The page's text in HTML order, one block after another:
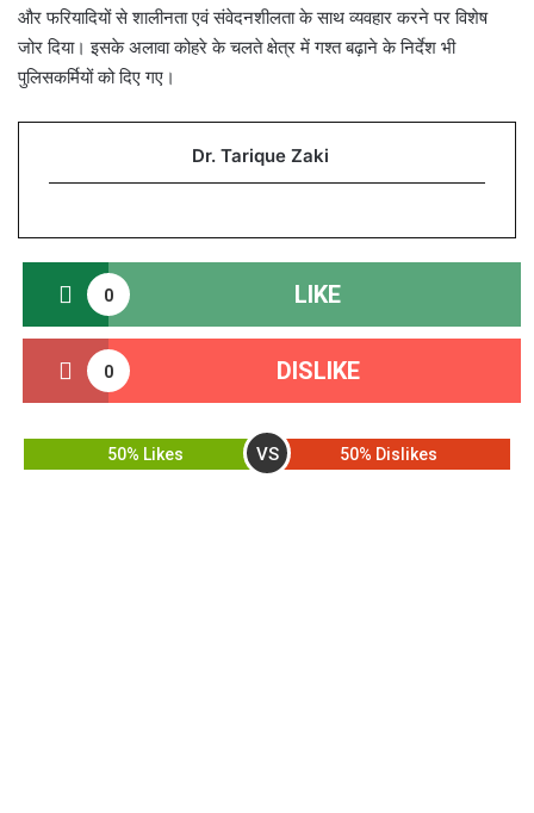
और फरियादियों से शालीनता एवं संवेदनशीलता के साथ व्यवहार करने पर विशेष
जोर दिया। इसके अलावा कोहरे के चलते क्षेत्र में गश्त बढ़ाने के निर्देश भी
पुलिसकर्मियों को दिए गए।
Dr. Tarique Zaki
0 LIKE
0 DISLIKE
50% Likes VS 50% Dislikes